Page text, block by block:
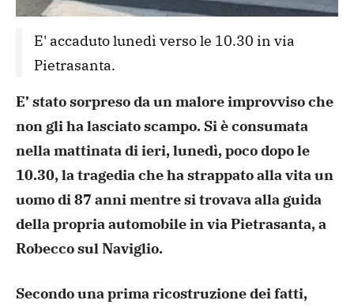
E' accaduto lunedì verso le 10.30 in via
Pietrasanta.
E’ stato sorpreso da un malore improvviso che
non gli ha lasciato scampo. Si è consumata
nella mattinata di ieri, lunedì, poco dopo le
10.30, la tragedia che ha strappato alla vita un
uomo di 87 anni mentre si trovava alla guida
della propria automobile in via Pietrasanta, a
Robecco sul Naviglio.
Secondo una prima ricostruzione dei fatti,